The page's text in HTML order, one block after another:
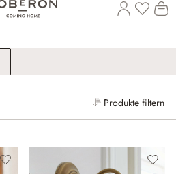
Produkte filtern